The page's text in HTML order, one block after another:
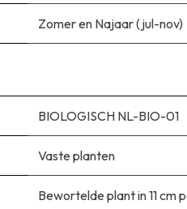
Zomer en Najaar (jul-nov)
BIOLOGISCH NL-BIO-01
Vaste planten
Bewortelde plant in 11 cm